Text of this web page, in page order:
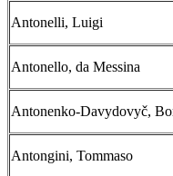
Antonelli, Luigi
Antonello, da Messina
Antonenko-Davydovyč,
Antongini, Tommaso